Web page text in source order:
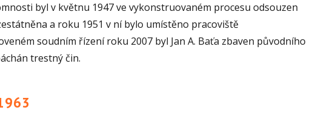
byl v květnu 1947 ve vykonstruovaném procesu odsouzen
a roku 1951 v ní bylo umístěno pracoviště
soudním řízení roku 2007 byl Jan A. Baťa zbaven původního
trestný čin.